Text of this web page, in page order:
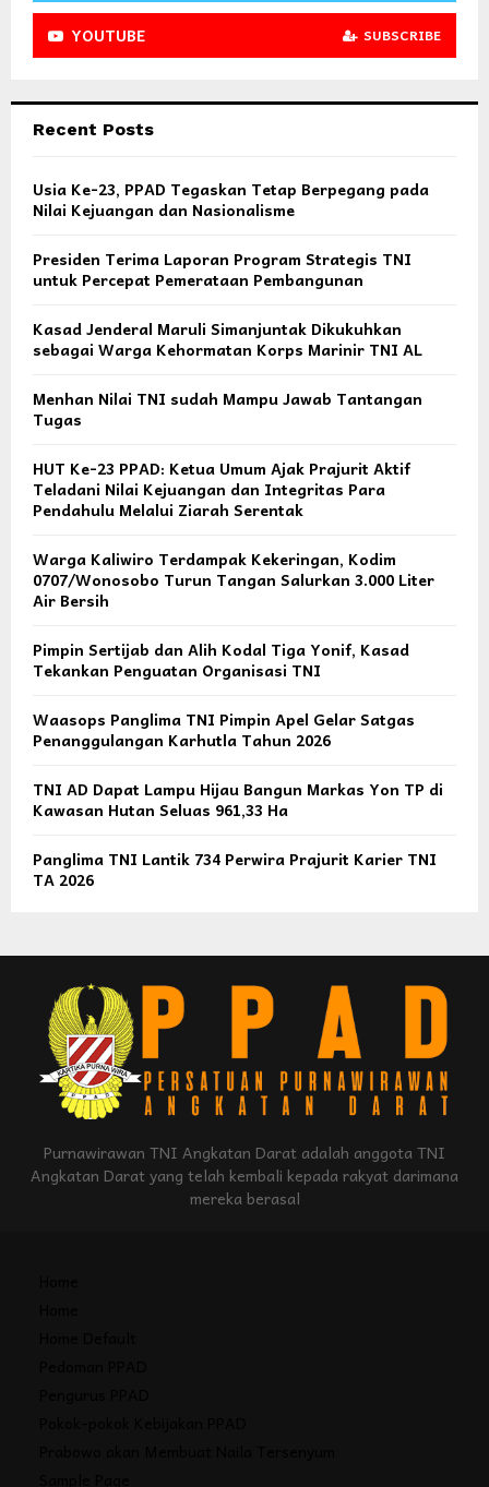
YOUTUBE SUBSCRIBE
Recent Posts
Usia Ke-23, PPAD Tegaskan Tetap Berpegang pada
Nilai Kejuangan dan Nasionalisme
Presiden Terima Laporan Program Strategis TNI
untuk Percepat Pemerataan Pembangunan
Kasad Jenderal Maruli Simanjuntak Dikukuhkan
sebagai Warga Kehormatan Korps Marinir TNI AL
Menhan Nilai TNI sudah Mampu Jawab Tantangan
Tugas
HUT Ke-23 PPAD: Ketua Umum Ajak Prajurit Aktif
Teladani Nilai Kejuangan dan Integritas Para
Pendahulu Melalui Ziarah Serentak
Warga Kaliwiro Terdampak Kekeringan, Kodim
0707/Wonosobo Turun Tangan Salurkan 3.000 Liter
Air Bersih
Pimpin Sertijab dan Alih Kodal Tiga Yonif, Kasad
Tekankan Penguatan Organisasi TNI
Waasops Panglima TNI Pimpin Apel Gelar Satgas
Penanggulangan Karhutla Tahun 2026
TNI AD Dapat Lampu Hijau Bangun Markas Yon TP di
Kawasan Hutan Seluas 961,33 Ha
Panglima TNI Lantik 734 Perwira Prajurit Karier TNI
TA 2026
Purnawirawan TNI Angkatan Darat adalah anggota TNI
Angkatan Darat yang telah kembali kepada rakyat darimana
mereka berasal